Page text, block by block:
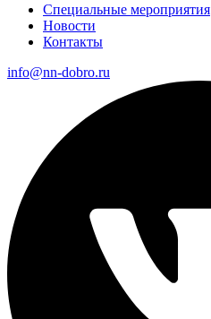
Специальные мероприятия
Новости
Контакты
info@nn-dobro.ru